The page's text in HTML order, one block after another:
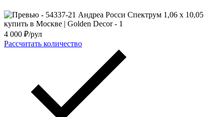
4 000 ₽/рул
Рассчитать количество